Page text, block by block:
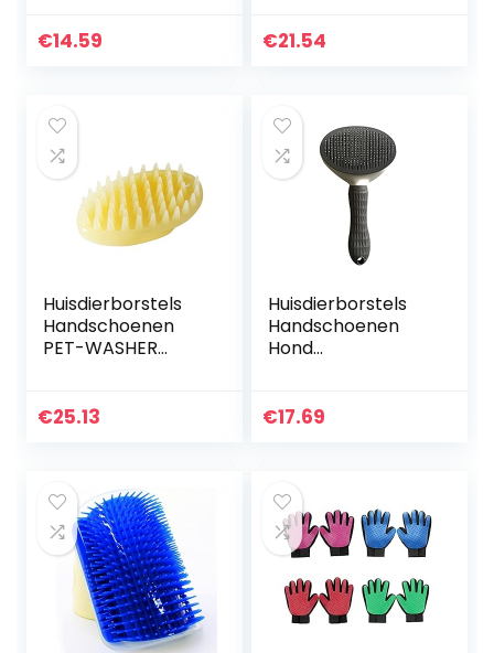
katten borstel
€14.59
Grooming Kam
€21.54
Huisdierborstels
Handschoenen
PET-WASHER
Kam Cleaner
€25.13
Huisdierborstels
Handschoenen
Hond
Cats Comb PET
€17.69